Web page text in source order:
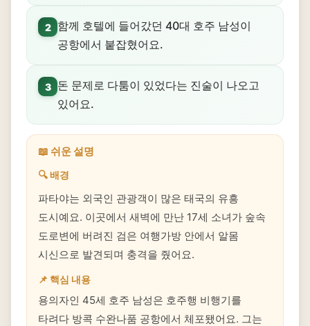
2
함께 호텔에 들어갔던 40대 호주 남성이
공항에서 붙잡혔어요.
3
돈 문제로 다툼이 있었다는 진술이 나오고
있어요.
📖 쉬운 설명
🔍 배경
파타야는 외국인 관광객이 많은 태국의 유흥
도시예요. 이곳에서 새벽에 만난 17세 소녀가 숲속
도로변에 버려진 검은 여행가방 안에서 알몸
시신으로 발견되며 충격을 줬어요.
📌 핵심 내용
용의자인 45세 호주 남성은 호주행 비행기를
타려다 방콕 수완나품 공항에서 체포됐어요. 그는